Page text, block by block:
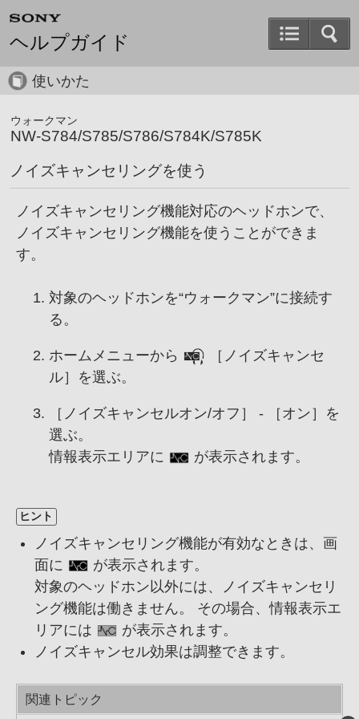
ヘルプガイド
使いかた
ウォークマン
NW-S784/S785/S786/S784K/S785K
ノイズキャンセリングを使う
ノイズキャンセリング機能対応のヘッドホンで、
ノイズキャンセリング機能を使うことができま
す。
対象のヘッドホンを“ウォークマン”に接続す
る。
ホームメニューから ［ ノイズキャンセ
ル］を選ぶ。
［ ノイズキャンセルオン/オフ ］ - ［オン］を
選ぶ。
情報表示エリアに
が表示されます。
ヒント
ノイズキャンセリング機能が有効なときは、画
面に
が表示されます。
対象のヘッドホン以外には、ノイズキャンセリ
ング機能は働きません。 その場合、情報表示エ
リアには
が表示されます。
ノイズキャンセル効果は調整できます。
関連トピック